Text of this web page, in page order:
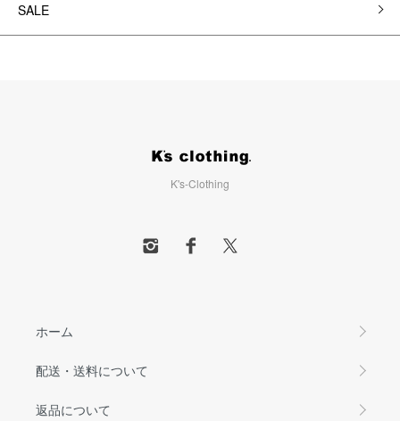
SALE
K's-Clothing
ホーム
配送・送料について
返品について